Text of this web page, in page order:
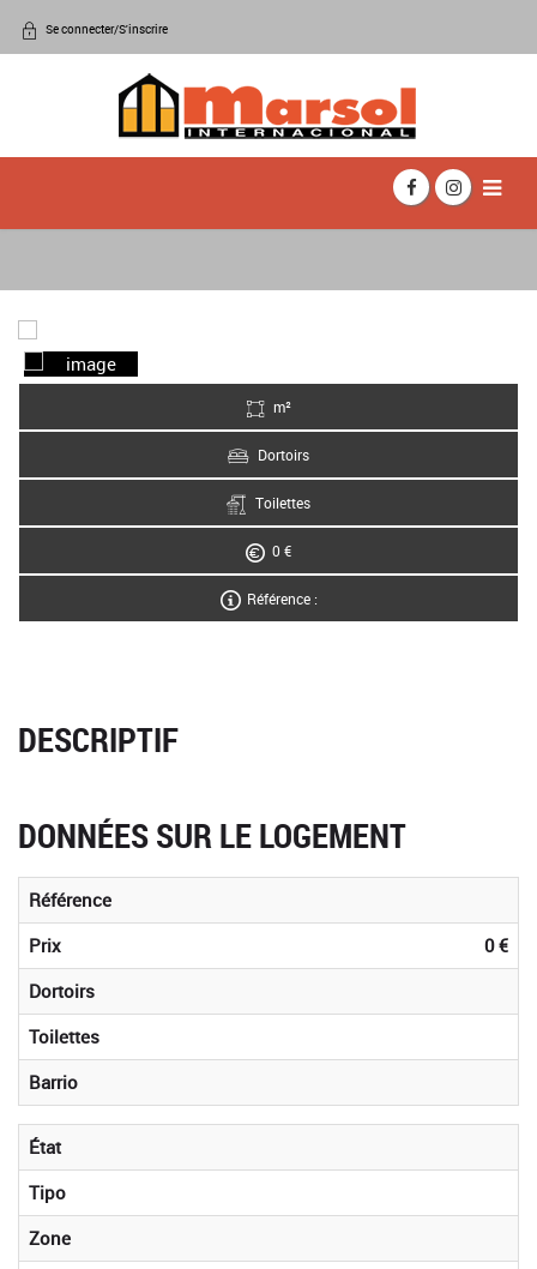
Se connecter/S'inscrire
m²
Dortoirs
Toilettes
0 €
Référence :
DESCRIPTIF
DONNÉES SUR LE LOGEMENT
Référence
Prix
0 €
Dortoirs
Toilettes
Barrio
État
Tipo
Zone